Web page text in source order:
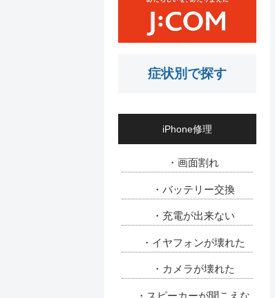
症状別で探す
iPhone修理
・画面割れ
・バッテリー交換
・充電が出来ない
・イヤフォンが壊れた
・カメラが壊れた
・スピーカーが聞こえな